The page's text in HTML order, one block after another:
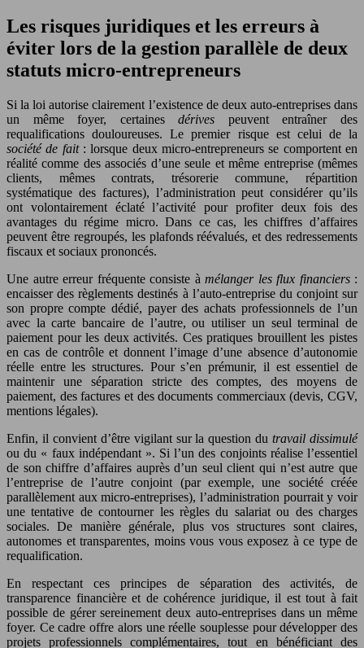
Les risques juridiques et les erreurs à
éviter lors de la gestion parallèle de deux
statuts micro-entrepreneurs
Si la loi autorise clairement l’existence de deux auto-entreprises dans
un même foyer, certainesdérives peuvent entraîner des
requalifications douloureuses. Le premier risque est celui de la
société de fait: lorsque deux micro-entrepreneurs se comportent en
réalité comme des associés d’une seule et même entreprise (mêmes
clients, mêmes contrats, trésorerie commune, répartition
systématique des factures), l’administration peut considérer qu’ils
ont volontairement éclaté l’activité pour profiter deux fois des
avantages du régime micro. Dans ce cas, les chiffres d’affaires
peuvent être regroupés, les plafonds réévalués, et des redressements
fiscaux et sociaux prononcés.
Une autre erreur fréquente consiste à mélanger les flux financiers:
encaisser des règlements destinés à l’auto-entreprise du conjoint sur
son propre compte dédié, payer des achats professionnels de l’un
avec la carte bancaire de l’autre, ou utiliser un seul terminal de
paiement pour les deux activités. Ces pratiques brouillent les pistes
en cas de contrôle et donnent l’image d’une absence d’autonomie
réelle entre les structures. Pour s’en prémunir, il est essentiel de
maintenir une séparation stricte des comptes, des moyens de
paiement, des factures et des documents commerciaux (devis, CGV,
mentions légales).
Enfin, il convient d’être vigilant sur la question dutravail dissimulé
ou du « faux indépendant ». Si l’un des conjoints réalise l’essentiel
de son chiffre d’affaires auprès d’un seul client qui n’est autre que
l’entreprise de l’autre conjoint (par exemple, une société créée
parallèlement aux micro-entreprises), l’administration pourrait y voir
une tentative de contourner les règles du salariat ou des charges
sociales. De manière générale, plus vos structures sont claires,
autonomes et transparentes, moins vous vous exposez à ce type de
requalification.
En respectant ces principes de séparation des activités, de
transparence financière et de cohérence juridique, il est tout à fait
possible de gérer sereinement deux auto-entreprises dans un même
foyer. Ce cadre offre alors une réelle souplesse pour développer des
projets professionnels complémentaires, tout en bénéficiant des